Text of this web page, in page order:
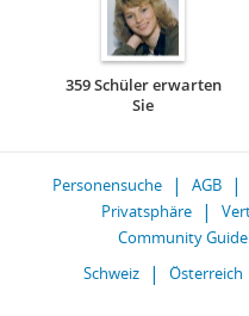
359 Schüler erwarten
Sie
Personensuche AGB
Privatsphäre
Community
Schweiz
Österreich